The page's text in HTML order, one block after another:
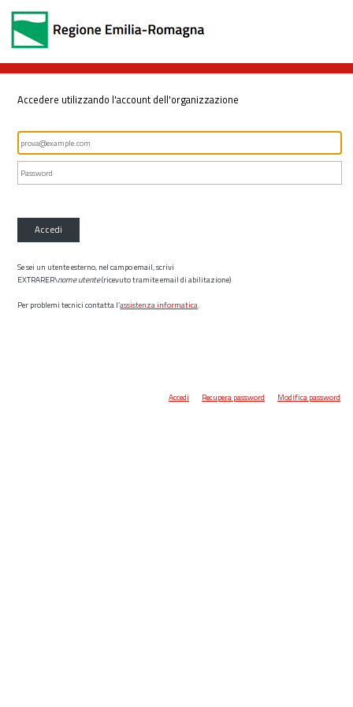
Accedere utilizzando l'account dell'organizzazione
Accedi
Se sei un utente esterno, nel campo email, scrivi
EXTRARER\nome utente(ricevuto tramite email di abilitazione)
Per problemi tecnici contatta l’assistenza informatica.
Accedi Recupera password Modifica password